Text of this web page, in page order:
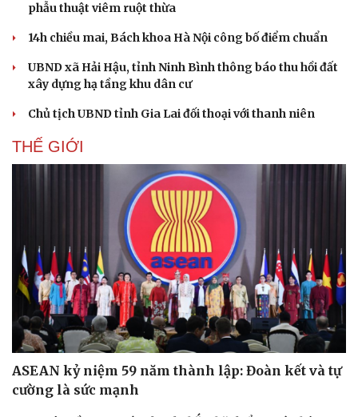
phẫu thuật viêm ruột thừa
14h chiều mai, Bách khoa Hà Nội công bố điểm chuẩn
UBND xã Hải Hậu, tỉnh Ninh Bình thông báo thu hồi đất
xây dựng hạ tầng khu dân cư
Chủ tịch UBND tỉnh Gia Lai đối thoại với thanh niên
THẾ GIỚI
ASEAN kỷ niệm 59 năm thành lập: Đoàn kết và tự
cường là sức mạnh